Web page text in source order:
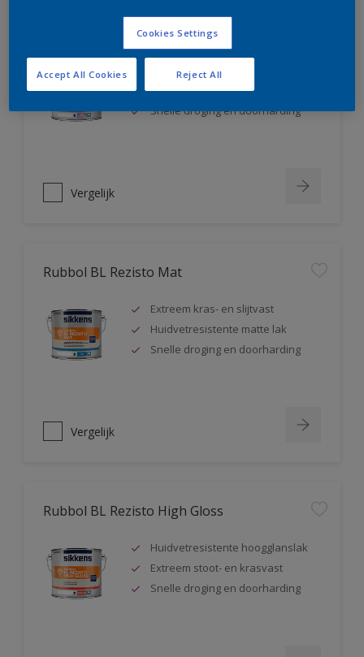
Rubbol BL Rezisto Satin
Extreem kras- en slijtvast
Huidvetresistente zijdeglanslak
Snelle droging en doorharding
Vergelijk
Rubbol BL Rezisto Mat
Extreem kras- en slijtvast
Huidvetresistente matte lak
Snelle droging en doorharding
Vergelijk
Rubbol BL Rezisto High Gloss
Huidvetresistente hoogglanslak
Extreem stoot- en krasvast
Snelle droging en doorharding
Cookies Settings
Reject All
Accept All Cookies